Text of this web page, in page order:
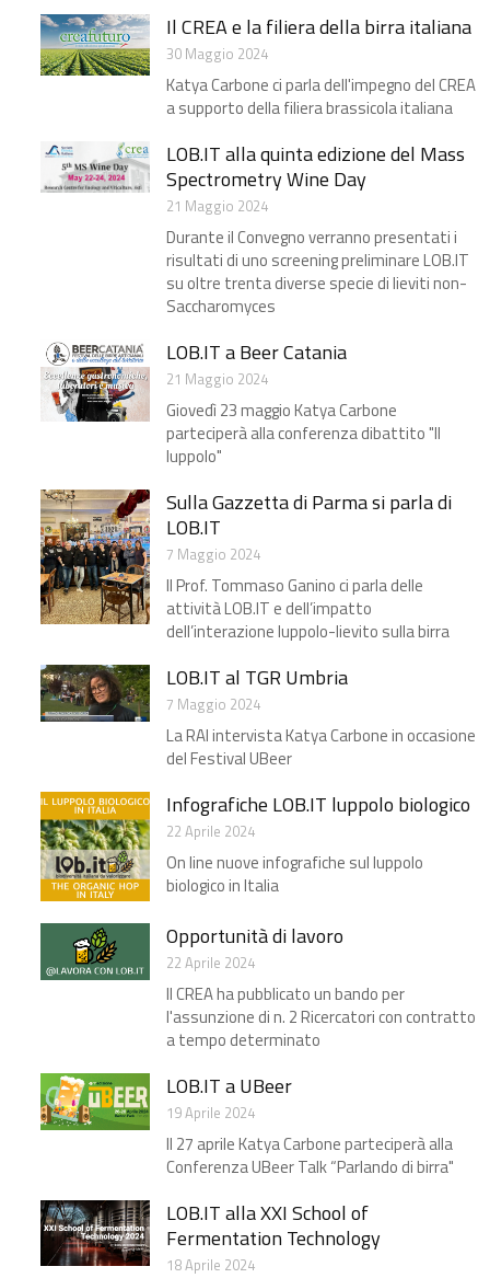
Il CREA e la filiera della birra italiana
30 Maggio 2024
Katya Carbone ci parla dell'impegno del CREA
a supporto della filiera brassicola italiana
LOB.IT alla quinta edizione del Mass
Spectrometry Wine Day
21 Maggio 2024
Durante il Convegno verranno presentati i
risultati di uno screening preliminare LOB.IT
su oltre trenta diverse specie di lieviti non-
Saccharomyces
LOB.IT a Beer Catania
21 Maggio 2024
Giovedì 23 maggio Katya Carbone
parteciperà alla conferenza dibattito "Il
luppolo"
Sulla Gazzetta di Parma​ si parla di
LOB.IT
7 Maggio 2024
Il Prof. Tommaso Ganino ci parla delle
attività LOB.IT e dell’impatto
dell’interazione luppolo-lievito sulla birra
LOB.IT al TGR Umbria
7 Maggio 2024
La RAI intervista Katya Carbone in occasione
del Festival UBeer
Infografiche LOB.IT luppolo biologico
22 Aprile 2024
On line nuove infografiche sul luppolo
biologico in Italia
Opportunità di lavoro
22 Aprile 2024
Il CREA ha pubblicato un bando per
l'assunzione di n. 2 Ricercatori con contratto
a tempo determinato
LOB.IT a UBeer​
19 Aprile 2024
Il 27 aprile Katya Carbone parteciperà alla
Conferenza UBeer Talk “Parlando di birra"
LOB.IT alla XXI School of
Fermentation Technology
18 Aprile 2024